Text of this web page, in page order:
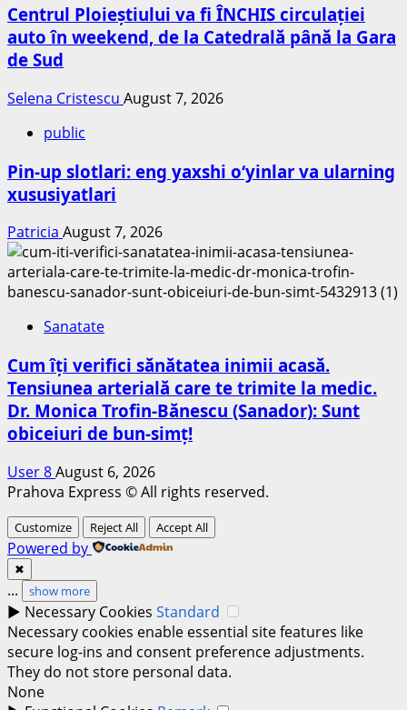
Centrul Ploieștiului va fi ÎNCHIS circulației
auto în weekend, de la Catedrală până la Gara
de Sud
Selena Cristescu August 7, 2026
public
Pin-up slotlari: eng yaxshi o‘yinlar va ularning
xususiyatlari
Patricia August 7, 2026
Sanatate
Cum îți verifici sănătatea inimii acasă.
Tensiunea arterială care te trimite la medic.
Dr. Monica Trofin-Bănescu (Sanador): Sunt
obiceiuri de bun-simț!
User 8August 6, 2026
Prahova Express © All rights reserved.
Customize Reject All Accept All
Powered by
✖
... show more
► Necessary Cookies Standard
Necessary cookies enable essential site features like
secure log-ins and consent preference adjustments.
They do not store personal data.
None